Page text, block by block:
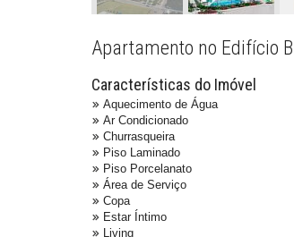
Apartamento no Edifício
Características do Imóvel
Aquecimento de Água
Ar Condicionado
Churrasqueira
Piso Laminado
Piso Porcelanato
Área de Serviço
Copa
Estar Íntimo
Living